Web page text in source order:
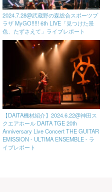
2024.7.28@武蔵野の森総合スポーツプ
ラザ MyGO!!!!! 6th LIVE「見つけた景
色、たずさえて」ライブレポート
【DAITA機材紹介】2024.6.22@神田ス
クエアホール DAITA TGE 20th
Anniversary Live Concert THE GUITAR
EMISSION ‐ ULTIMA ENSEMBLE ‐ ラ
イブレポート